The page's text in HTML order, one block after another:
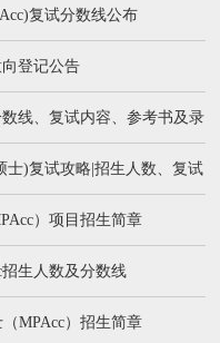
复试分数线公布
登记公告
线、复试内容、参考书及录
士)复试攻略|招生人数、复试
）项目招生简章
生人数及分数线
MPAcc）招生简章